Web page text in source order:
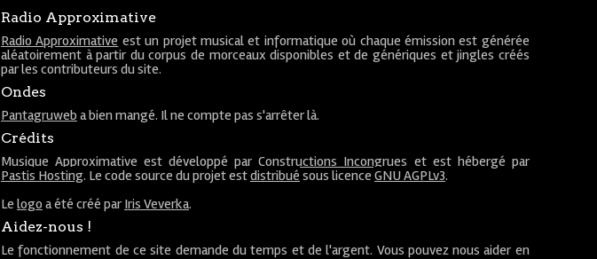
Radio Approximative
Radio Approximative est un projet musical et informatique où chaque émission est générée
aléatoirement à partir du corpus de morceaux disponibles et de génériques et jingles créés
par les contributeurs du site.
Ondes
Pantagruweb a bien mangé. Il ne compte pas s'arrêter là.
Crédits
Musique Approximative est développé parConstructions Incongrues et est hébergé par
Pastis Hosting. Le code source du projet estdistribué sous licence GNU AGPLv3.
Le logo a été créé par Iris Veverka.
Aidez-nous !
Le fonctionnement de ce site demande du temps et de l'argent. Vous pouvez nous aider en